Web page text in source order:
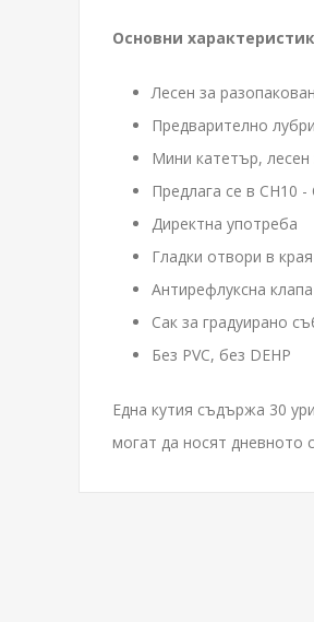
Основни
Лесен за
Предварително
Мини катетър,
Предлага се в CH10
Директна употреба
Гладки отвори в
Антирефлуксна
Сак за градуирано
Без PVC, без DEHP
Една кутия съдържа 30
могат да носят дневното